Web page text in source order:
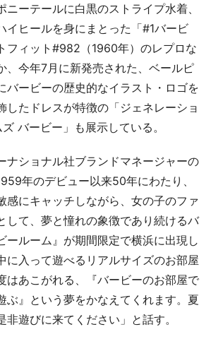
ニーテールに白黒のストライプ水着、
イヒールを身にまとった「#1バービ
フィット#982（1960年）のレプロな
、今年7月に新発売された、ベールピ
バービーの歴史的なイラスト・ロゴを
したドレスが特徴の「ジェネレーショ
バービー」も展示している。
ショナル社ブランドマネージャーの
年のデビュー以来50年にわたり、
感にキャッチしながら、女の子のファ
して、夢と憧れの象徴であり続けるバ
ールーム』が期間限定で横浜に出現し
に入って遊べるリアルサイズのお部屋
はあこがれる、『バービーのお部屋で
ぶ』という夢をかなえてくれます。夏
遊びに来てください」と話す。